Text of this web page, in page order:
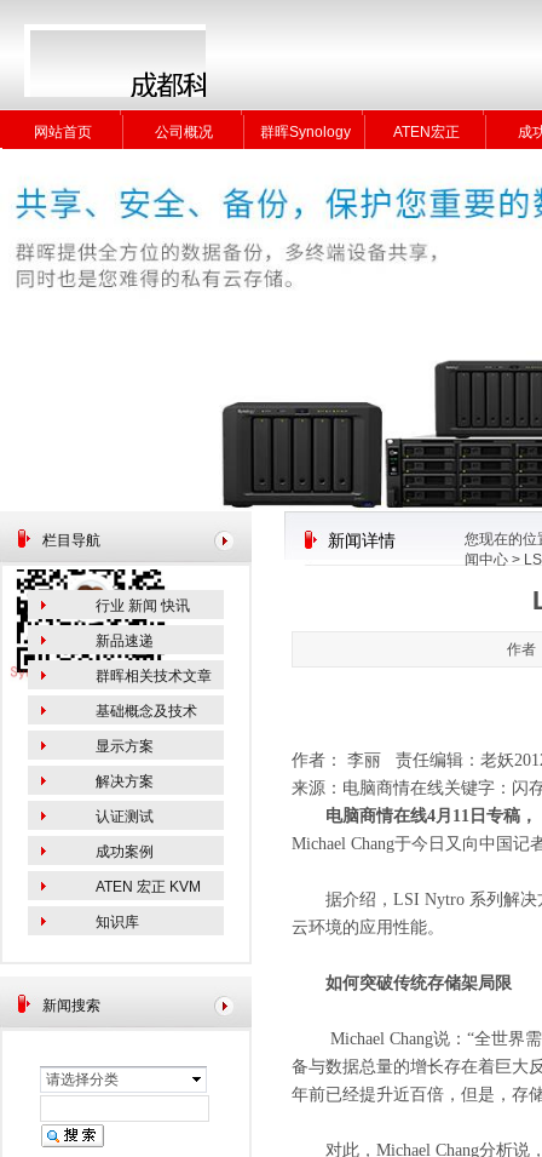
网站首页 公司概况 群晖Synology ATEN宏正 成
网站首页 公司概况 群晖Synology ATEN宏正 成
新闻详情
您现在的位
闻中心 >
新闻搜索
请选择分类
栏目导航
行业 新闻 快讯
新品速递
群晖相关技术文章
基础概念及技术
显示方案
解决方案
认证测试
成功案例
ATEN 宏正 KVM
知识库
作者
作者： 李丽 责任编辑：老妖
来源：电脑商情在线关键字：闪
电脑商情在线4月 11 日专稿
Michael Chang于今日又向中国记
据介绍， LSI Nytro 系列解决
云环境的应用性能。
如何突破传统存储架局限
Michael Chang说： “全世界
备与数据总量的增长存在着巨大
年前已经提升近百倍，但是，存
对此， Michael Chang分析说